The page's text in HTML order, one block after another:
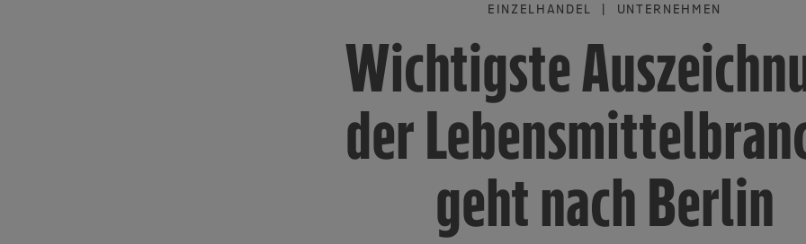
EINZELHANDEL | UNTERNEHMEN
Wichtigste
der
geht nach Berlin